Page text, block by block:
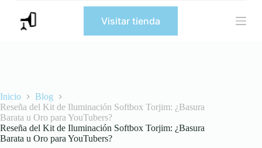
c
o
n
t
e
Visitar tienda
Inicio
Blog
Reseña del Kit de Iluminación Softbox Torjim: ¿Basura
Barata u Oro para YouTubers?
Reseña del Kit de Iluminación Softbox Torjim: ¿Basura
Barata u Oro para YouTubers?